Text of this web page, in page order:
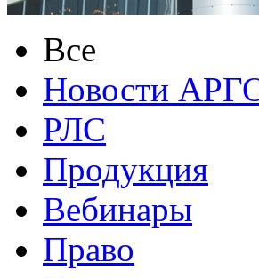
Все
Новости
РЛС
Продукция
Вебинары
Право